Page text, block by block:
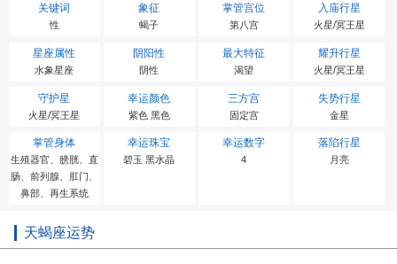
关键词
性
象征
蝎子
掌管宫位
第八宫
入庙行星
火星/冥王星
星座属性
水象星座
阴阳性
阴性
最大特征
渴望
耀升行星
火星/冥王星
守护星
火星/冥王星
幸运颜色
紫色 黑色
三方宫
固定宫
失势行星
金星
掌管身体
生殖器官、膀胱、直
肠、前列腺、肛门、
鼻部、再生系统
幸运珠宝
碧玉 黑水晶
幸运数字
4
落陷行星
月亮
天蝎座运势